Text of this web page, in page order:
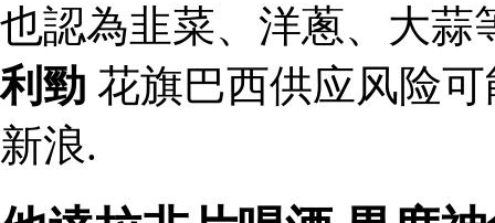
也認為韭菜、洋蔥、大
利勁 花旗巴西供应风险
新浪.